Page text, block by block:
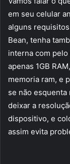
em seu celular
alguns
Bean, tenha
interna com pelo
apenas 1GB
memoria ram, e
se não
deixar a
dispositivo, e
assim evita